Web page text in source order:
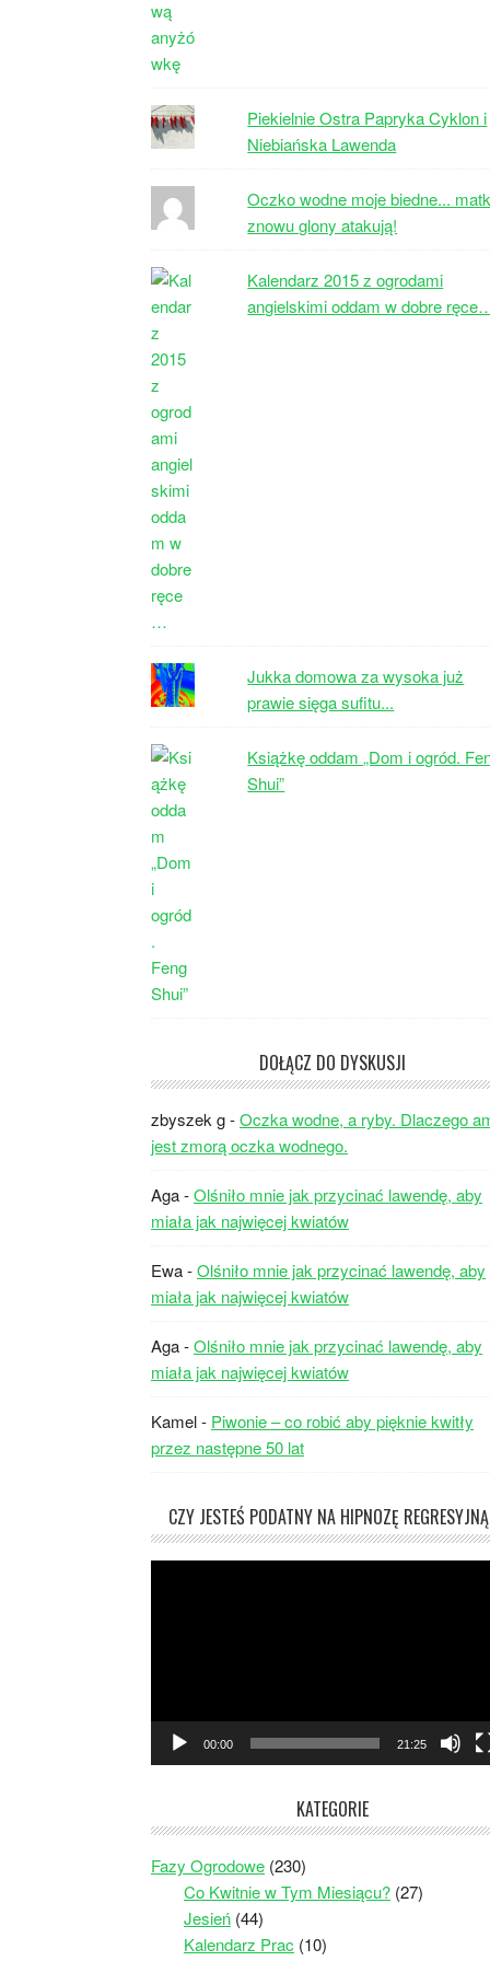
Piekielnie Ostra Papryka Cyklon i
Niebiańska Lawenda
Oczko wodne moje biedne...
znowu glony atakują!
Kalendarz 2015 z ogrodami
angielskimi oddam w dobre
Jukka domowa za wysoka już
prawie sięga sufitu...
Książkę oddam „Dom i ogród.
Shui”
DOŁĄCZ DO DYSKUSJI
zbyszek g-Oczka wodne, a ryby. Dlaczego
jest zmorą oczka wodnego.
Aga-Olśniło mnie jak przycinać lawendę, aby
miała jak najwięcej kwiatów
Ewa-Olśniło mnie jak przycinać lawendę, aby
miała jak najwięcej kwiatów
Aga-Olśniło mnie jak przycinać lawendę, aby
miała jak najwięcej kwiatów
Kamel- Piwonie – co robić aby pięknie kwitły
przez następne 50 lat
CZY JESTEŚ PODATNY NA HIPNOZĘ
00:00 21:25
KATEGORIE
Fazy Ogrodowe (230)
Co Kwitnie w Tym Miesiącu? (27)
Jesień (44)
Kalendarz Prac (10)